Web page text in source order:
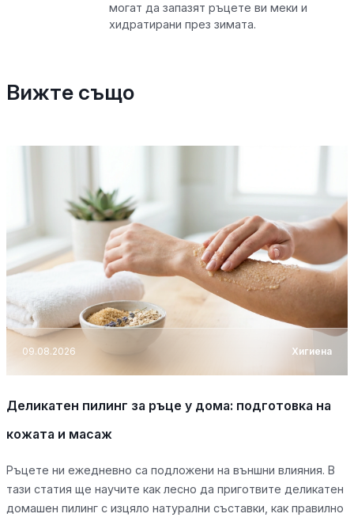
могат да запазят ръцете ви меки и
хидратирани през зимата.
Вижте също
09.08.2026 Хигиена
Деликатен пилинг за ръце у дома: подготовка на
кожата и масаж
Ръцете ни ежедневно са подложени на външни влияния. В
тази статия ще научите как лесно да приготвите деликатен
домашен пилинг с изцяло натурални съставки, как правилно